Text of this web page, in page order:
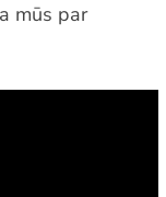
mūs par